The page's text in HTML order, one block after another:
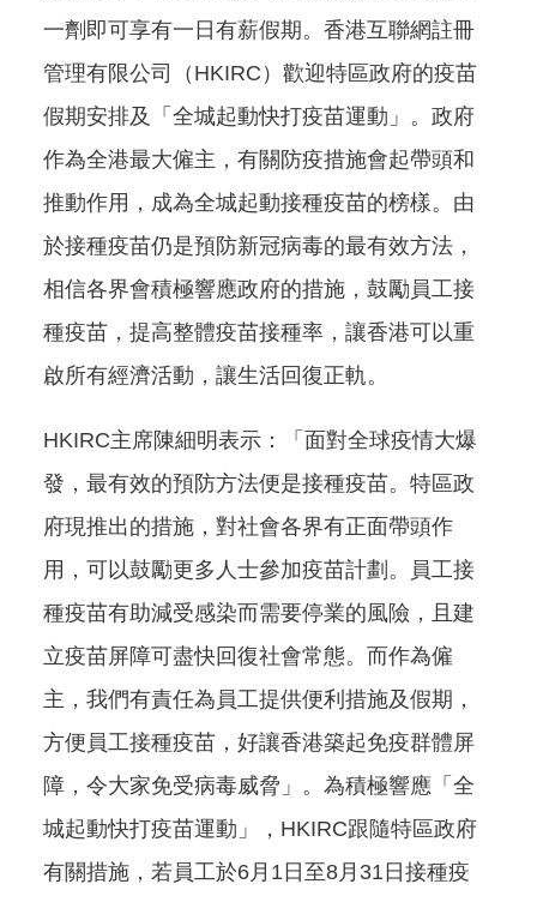
一劑即可享有一日有薪假期。香港互聯網註冊
管理有限公司（HKIRC）歡迎特區政府的疫苗
假期安排及「全城起動快打疫苗運動」。政府
作為全港最大僱主，有關防疫措施會起帶頭和
推動作用，成為全城起動接種疫苗的榜樣。由
於接種疫苗仍是預防新冠病毒的最有效方法，
相信各界會積極響應政府的措施，鼓勵員工接
種疫苗，提高整體疫苗接種率，讓香港可以重
啟所有經濟活動，讓生活回復正軌。
HKIRC主席陳細明表示：「面對全球疫情大爆
發，最有效的預防方法便是接種疫苗。特區政
府現推出的措施，對社會各界有正面帶頭作
用，可以鼓勵更多人士參加疫苗計劃。員工接
種疫苗有助減受感染而需要停業的風險，且建
立疫苗屏障可盡快回復社會常態。而作為僱
主，我們有責任為員工提供便利措施及假期，
方便員工接種疫苗，好讓香港築起免疫群體屏
障，令大家免受病毒威脅」。為積極響應「全
城起動快打疫苗運動」，HKIRC跟隨特區政府
有關措施，若員工於6月1日至8月31日接種疫